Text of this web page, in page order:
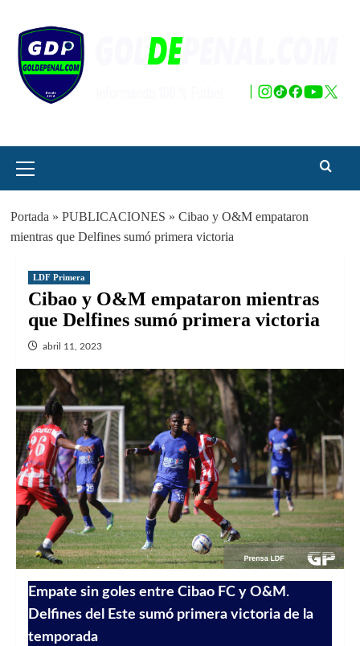
contenido
principal
Portada » PUBLICACIONES » Cibao y O&M empataron
mientras que Delfines sumó primera victoria
LDF Primera
Cibao y O&M empataron mientras
que Delfines sumó primera victoria
abril 11, 2023
Empate sin goles entre Cibao FC y O&M .
Delfines del Este sumó primera victoria de la
temporada